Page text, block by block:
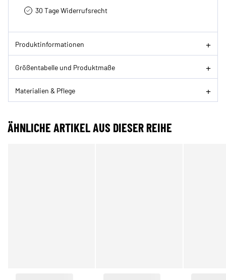
30 Tage Widerrufsrecht
Produktinformationen
Größentabelle und Produktmaße
Materialien & Pflege
ÄHNLICHE ARTIKEL AUS DIESER REIHE